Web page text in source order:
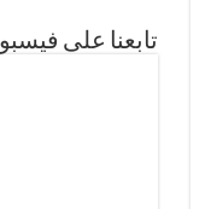
تابعنا على